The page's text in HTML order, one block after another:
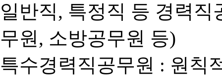
일반직, 특정직 등 경력
무원, 소방공무원 등)
특수경력직공무원 : 원칙